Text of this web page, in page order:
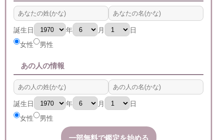
誕生日 年 月
日
女性
男性
あの人の情報
誕生日 年 月
日
女性
男性